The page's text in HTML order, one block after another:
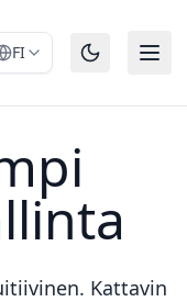
FI
Kattavin